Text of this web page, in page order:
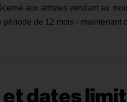
aux artistes vendant au
de 12 mois - maintenant
dates